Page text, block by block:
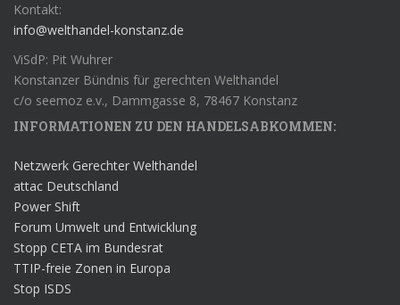
Kontakt:
info@welthandel-konstanz.de
ViSdP: Pit Wuhrer
Konstanzer Bündnis für gerechten Welthandel
c/o seemoz e.v., Dammgasse 8, 78467 Konstanz
INFORMATIONEN ZU DEN HANDELSABKOMMEN:
Netzwerk Gerechter Welthandel
attac Deutschland
Power Shift
Forum Umwelt und Entwicklung
Stopp CETA im Bundesrat
TTIP-freie Zonen in Europa
Stop ISDS